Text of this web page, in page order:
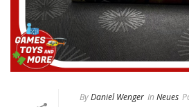
ByDaniel Wenger In Neues